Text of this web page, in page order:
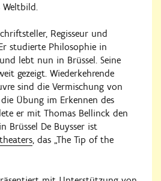
Weltbild.
Regisseur und
studierte Philosophie in
lebt nun in Brüssel. Seine
gezeigt. Wiederkehrende
sind die Vermischung von
Übung im Erkennen des
er mit Thomas Bellinck den
Brüssel De Buysser ist
, das „The Tip of the